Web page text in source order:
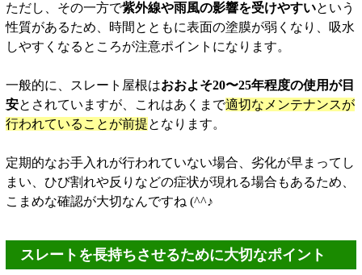
ただし、その一方で紫外線や雨風の影響を受けやすいという
性質があるため、時間とともに表面の塗膜が弱くなり、吸水
しやすくなるところが注意ポイントになります。
一般的に、スレート屋根はおおよそ20〜25年程度の使用が目
安とされていますが、これはあくまで適切なメンテナンスが
行われていることが前提となります。
定期的なお手入れが行われていない場合、劣化が早まってし
まい、ひび割れや反りなどの症状が現れる場合もあるため、
こまめな確認が大切なんですね (^^♪
スレートを長持ちさせるために大切なポイント